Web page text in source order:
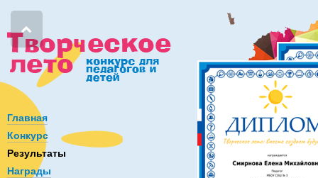
Главная
Конкурс
Результаты
Награды